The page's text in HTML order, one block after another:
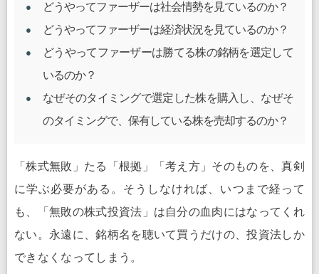
どうやってファーザーは社会情勢を見ているのか？
どうやってファーザーは経済状況を見ているのか？
どうやってファーザーは勝てる株の銘柄を選定して
いるのか？
なぜそのタイミングで選定した株を購入し、なぜそ
のタイミングで、保有している株を売却するのか？
「株式無敗」たる「根拠」「考え方」そのものを、真剣
に学ぶ必要がある。そうしなければ、いつまで経って
も、「無敗の株式投資法」は自分の血肉にはなってくれ
ない。永遠に、銘柄名を聴いて買うだけの、投資法しか
できなくなってしまう。